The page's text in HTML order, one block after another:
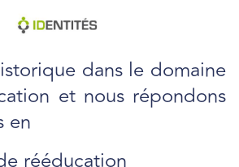
dans le domaine
et nous répondons
en